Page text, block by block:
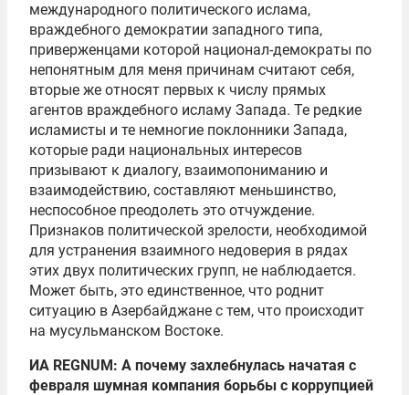
международного политического ислама,
враждебного демократии западного типа,
приверженцами которой национал-демократы по
непонятным для меня причинам считают себя,
вторые же относят первых к числу прямых
агентов враждебного исламу Запада. Те редкие
исламисты и те немногие поклонники Запада,
которые ради национальных интересов
призывают к диалогу, взаимопониманию и
взаимодействию, составляют меньшинство,
неспособное преодолеть это отчуждение.
Признаков политической зрелости, необходимой
для устранения взаимного недоверия в рядах
этих двух политических групп, не наблюдается.
Может быть, это единственное, что роднит
ситуацию в Азербайджане с тем, что происходит
на мусульманском Востоке.
ИА REGNUM: А почему захлебнулась начатая с
февраля шумная компания борьбы с коррупцией